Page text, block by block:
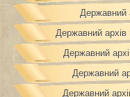
Державний
Державний архів
Державний
Державний
Державний